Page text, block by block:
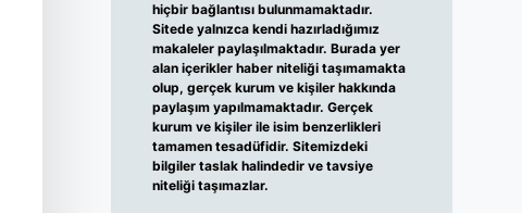
hiçbir bağlantısı bulunmamaktadır.
Sitede yalnızca kendi hazırladığımız
makaleler paylaşılmaktadır. Burada yer
alan içerikler haber niteliği taşımamakta
olup, gerçek kurum ve kişiler hakkında
paylaşım yapılmamaktadır. Gerçek
kurum ve kişiler ile isim benzerlikleri
tamamen tesadüfidir. Sitemizdeki
bilgiler taslak halindedir ve tavsiye
niteliği taşımazlar.